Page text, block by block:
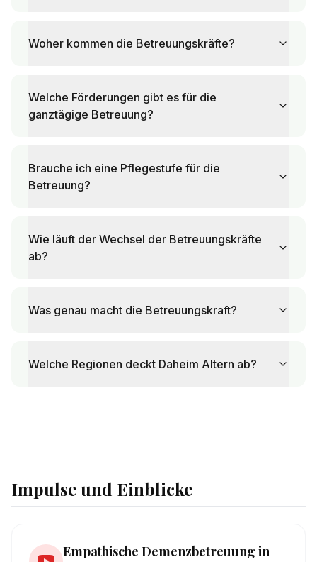
Woher kommen die Betreuungskräfte?
Welche Förderungen gibt es für die
ganztägige Betreuung?
Brauche ich eine Pflegestufe für die
Betreuung?
Wie läuft der Wechsel der Betreuungskräfte
ab?
Was genau macht die Betreuungskraft?
Welche Regionen deckt Daheim Altern ab?
Impulse und Einblicke
Empathische Demenzbetreuung in